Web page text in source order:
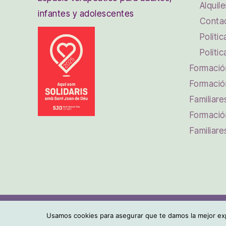
infantes y adolescentes
Centro Muya © 2026. Espacio terapéutico para
Usamos cookies para asegurar que te damos la mejor